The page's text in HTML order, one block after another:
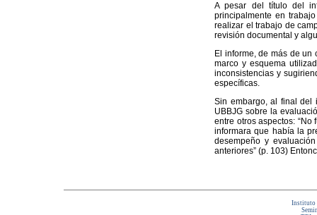
A pesar del título del
principalmente en
realizar el trabajo de
revisión documental y
El informe, de más de
marco y esquema
inconsistencias y
específicas.
Sin embargo, al final del
UBBJG sobre la
entre otros aspectos:
informara que había la
desempeño y
anteriores” (p. 103)
Instituto